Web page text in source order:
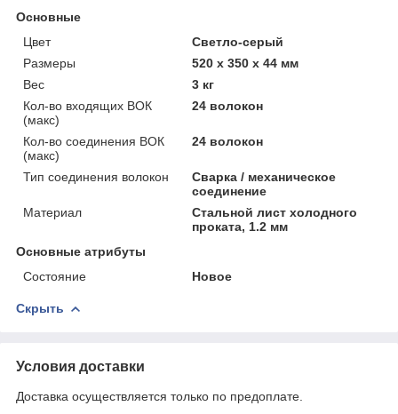
Основные
Цвет
Светло-серый
Размеры
520 х 350 х 44 мм
Вес
3 кг
Кол-во входящих ВОК
(макс)
24 волокон
Кол-во соединения ВОК
(макс)
24 волокон
Тип соединения волокон
Сварка / механическое
соединение
Материал
Стальной лист холодного
проката, 1.2 мм
Основные атрибуты
Состояние
Новое
Скрыть
Условия доставки
Доставка осуществляется только по предоплате.